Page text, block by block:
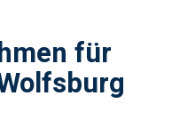
für